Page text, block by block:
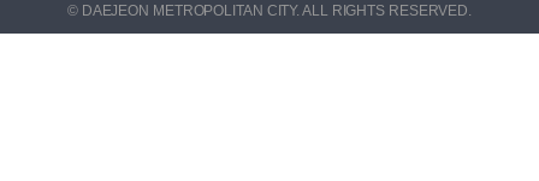
© DAEJEON METROPOLITAN CITY. ALL RIGHTS RESERVED.